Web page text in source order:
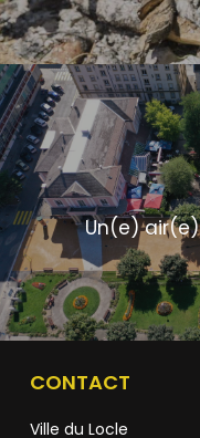
Un(e)
CONTACT
Ville du Locle